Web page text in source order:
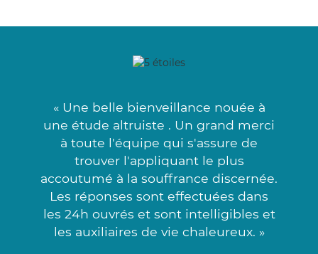
« Une belle bienveillance nouée à
une étude altruiste . Un grand merci
à toute l'équipe qui s'assure de
trouver l'appliquant le plus
accoutumé à la souffrance discernée.
Les réponses sont effectuées dans
les 24h ouvrés et sont intelligibles et
les auxiliaires de vie chaleureux. »